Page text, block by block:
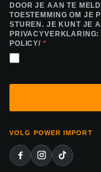
DOOR JE AAN TE
TOESTEMMING OM JE
STUREN. JE KUNT JE
PRIVACYVERKLARING:
POLICY/ *
VOLG POWER IMPORT